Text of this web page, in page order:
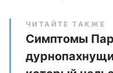
ЧИТАЙТЕ ТАКЖЕ
Симптомы